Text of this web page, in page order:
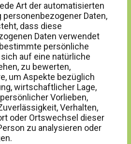
Art der automatisierten
personenbezogener Daten,
dass diese
Daten verwendet
persönliche
auf eine natürliche
zu bewerten,
um Aspekte bezüglich
wirtschaftlicher Lage,
Vorlieben,
Verhalten,
oder Ortswechsel dieser
zu analysieren oder